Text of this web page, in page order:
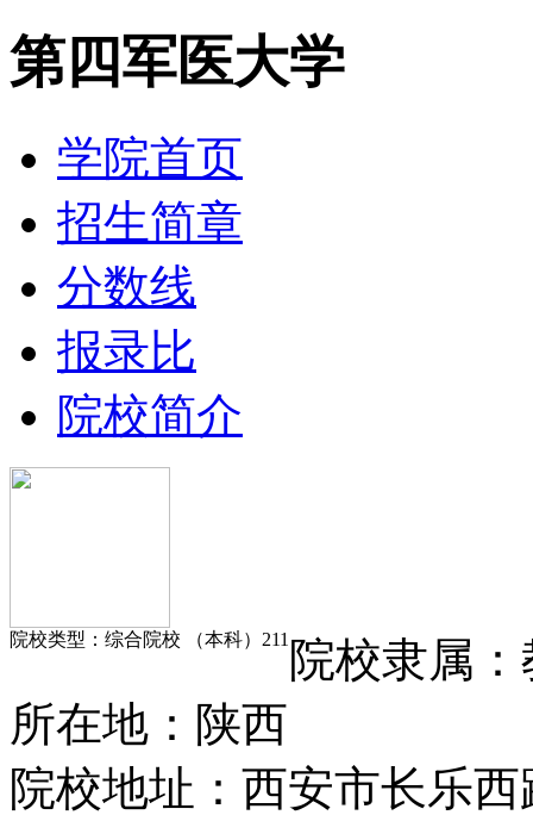
第四军医大学
学院首页
招生简章
分数线
报录比
院校简介
院校类型： 综合院校 （本科） 211 院校隶属：
所在地： 陕西
院校地址： 西安市长乐西